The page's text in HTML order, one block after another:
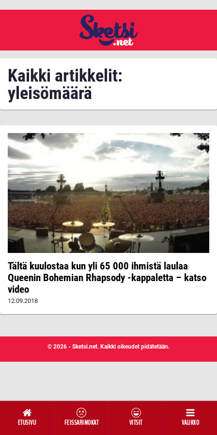
ETUSIVU FEISSARIMOKAT VITSIT VALIKKO
Kaikki artikkelit:
yleisömäärä
Tältä kuulostaa kun yli 65 000 ihmistä laulaa
Queenin Bohemian Rhapsody -kappaletta – katso
video
12.09.2018
© 2026 - Sketsi.net. Kaikki oikeudet pidätetään.